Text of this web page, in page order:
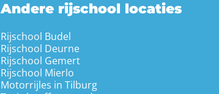
Andere rijschool locaties
Rijschool Budel
Rijschool Deurne
Rijschool Gemert
Rijschool Mierlo
Motorrijles in Tilburg